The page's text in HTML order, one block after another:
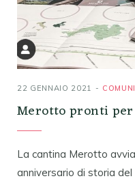
22 GENNAIO 2021
Merotto pronti
La cantina Merotto
anniversario di storia